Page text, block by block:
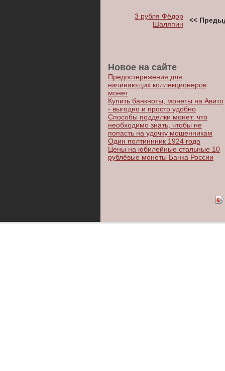
3 рубля Фёдор
Шаляпин
<<
Новое на сайте
Предостережения для
начинающих коллекционеров
монет
Купить банкноты, монеты на Авито
- выгодно и просто удобно
Способы подделки монет: что
необходимо знать, чтобы не
попасть на удочку мошенникам
Один полтиннник 1924 года
Цены на юбилейные стальные 10
рублёвые монеты Банка России